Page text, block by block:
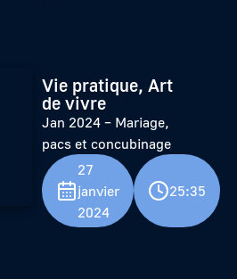
Vie pratique, Art
de vivre
Jan 2024 – Mariage,
pacs et concubinage
27
janvier
2024
25:35